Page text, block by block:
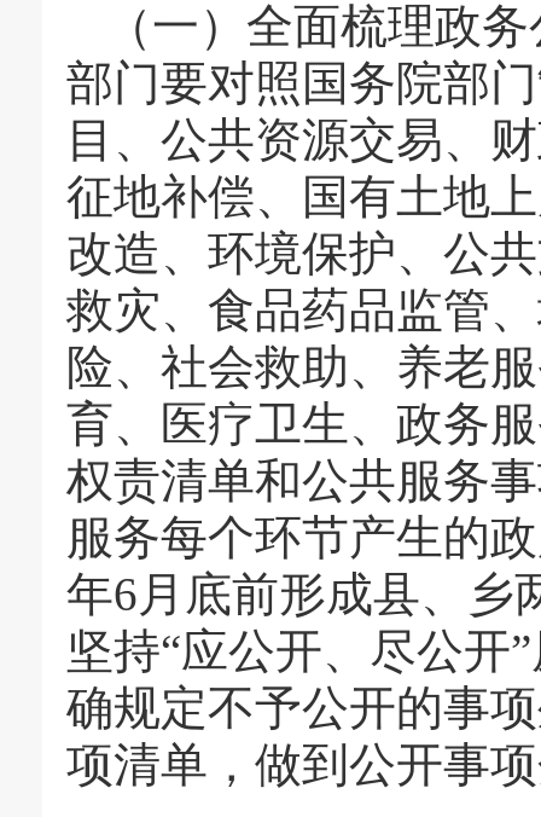
（一）全面梳理政
部门要对照国务院部
目、公共资源交易、
征地补偿、国有土地
改造、环境保护、公
救灾、食品药品监管
险、社会救助、养老
育、医疗卫生、政务
权责清单和公共服务
服务每个环节产生的
年6月底前形成县、乡
坚持“应公开、尽公开
确规定不予公开的事
项清单，做到公开事